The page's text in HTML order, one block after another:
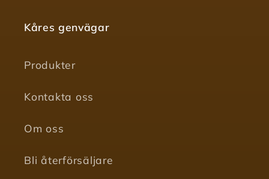
Kåres genvägar
Produkter
Kontakta oss
Om oss
Bli återförsäljare